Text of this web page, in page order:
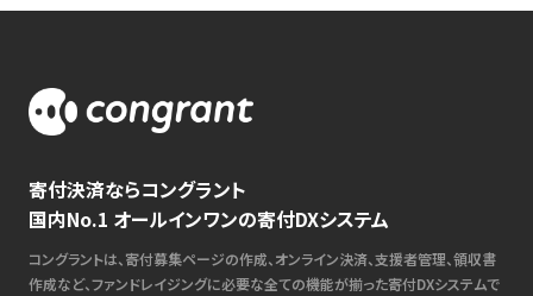
寄付決済ならコングラント
国内No.1 オールインワンの寄付DXシステム
コングラントは、寄付募集ページの作成、オンライン決済、支援者管理、領収書
作成など、ファンドレイジングに必要な全ての機能が揃った寄付DXシステムで